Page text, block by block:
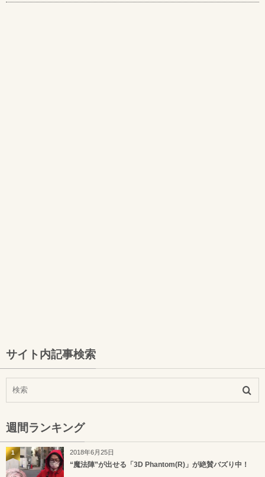
サイト内記事検索
週間ランキング
2018年6月25日
“魔法陣”が出せる「3D Phantom(R)」が絶賛バズり中！
1